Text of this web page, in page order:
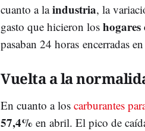
cuanto a laindustria, la
gasto que hicieron los
pasaban 24 horas encerradas en
Vuelta a la
En cuanto a los carburantes
57,4% en abril. El pico de